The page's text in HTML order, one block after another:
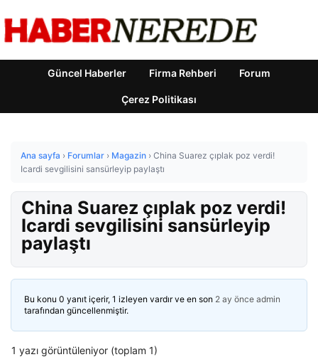
Güncel Haberler Firma Rehberi Forum
Çerez Politikası
Ana sayfa › Forumlar › Magazin › China Suarez çıplak poz verdi!
Icardi sevgilisini sansürleyip paylaştı
China Suarez çıplak poz verdi!
Icardi sevgilisini sansürleyip
paylaştı
Bu konu 0 yanıt içerir, 1 izleyen vardır ve en son 2 ay önce admin
tarafından güncellenmiştir.
1 yazı görüntüleniyor (toplam 1)